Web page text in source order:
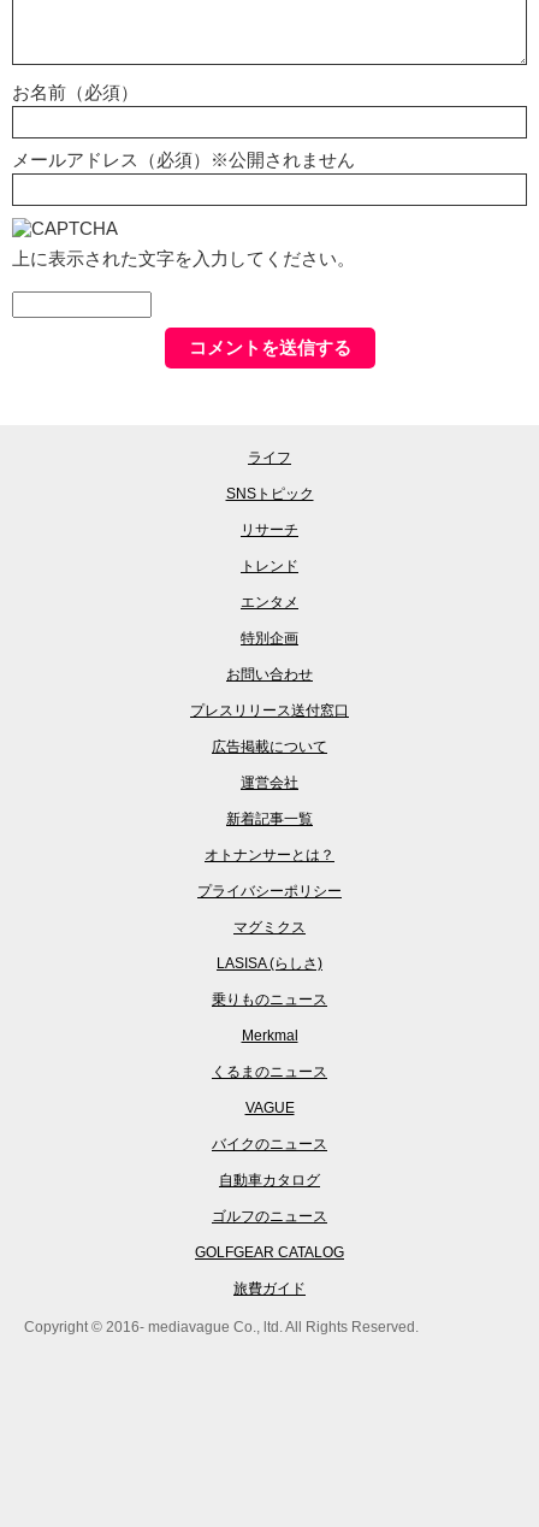
お名前（必須）
メールアドレス（必須）※公開されません
上に表示された文字を入力してください。
ライフ
SNSトピック
リサーチ
トレンド
エンタメ
特別企画
お問い合わせ
プレスリリース送付窓口
広告掲載について
運営会社
新着記事一覧
オトナンサーとは？
プライバシーポリシー
マグミクス
LASISA (らしさ)
乗りものニュース
Merkmal
くるまのニュース
VAGUE
バイクのニュース
自動車カタログ
ゴルフのニュース
GOLFGEAR CATALOG
旅費ガイド
Copyright © 2016- mediavague Co., ltd. All Rights Reserved.